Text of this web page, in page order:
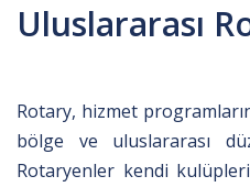
Uluslararası
Rotary, hizmet
bölge ve uluslararası
Rotaryenler kendi